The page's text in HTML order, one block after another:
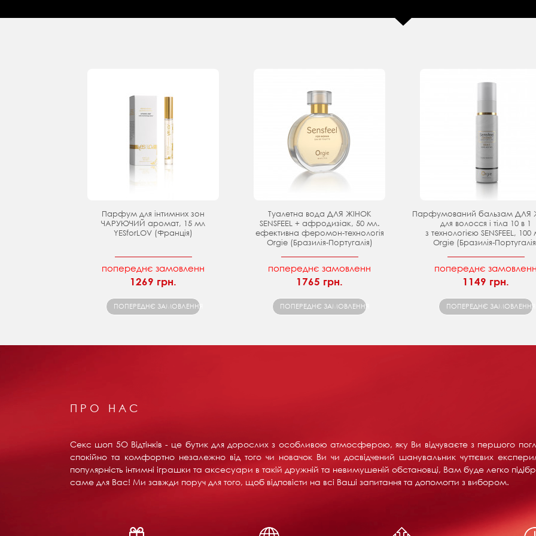
Парфум для інтимних зон
ЧАРУЮЧИЙ аромат, 15 мл
YESforLOV (Франція)
попереднє замовленн
1269 грн.
ПОПЕРЕДНЄ ЗАМОВЛЕННЯ
Туалетна вода ДЛЯ ЖІНОК
SENSFEEL + афродизіак, 50 мл.
ефективна феромон-технологія
Orgie (Бразилія-Португалія)
попереднє замовленн
1765 грн.
ПОПЕРЕДНЄ ЗАМОВЛЕННЯ
Парфумований бальзам ДЛЯ
для волосся і тіла 10 в 1
з технологією SENSFEEL, 100
Orgie (Бразилія-
попереднє замовленн
1149 грн.
ПОПЕРЕДНЄ ЗАМОВЛЕННЯ
ПРО НАС
Секс шоп 5О Відтінків - це бутик для дорослих з особливою атмосферою, яку Ви відчуваєте з першого
спокійно та комфортно незалежно від того чи новачок Ви чи досвідчений шанувальник чуттєвих
популярність інтимні іграшки та аксесуари в такій дружній та невимушеній обстановці, Вам буде легко
саме для Вас! Ми завжди поруч для того, щоб відповісти на всі Ваші запитання та допомогти з вибором.